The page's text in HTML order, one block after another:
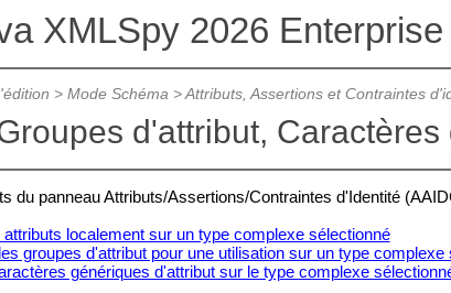
XMLSpy 2026
> Mode Schéma>Attributs, Assertions et Contraintes
d'attribut,
du panneau Attributs/Assertions/Contraintes d'Identité
localement sur un type complexe sélectionné
groupes d'attribut pour une utilisation sur un type complexe
génériques d'attribut sur le type complexe